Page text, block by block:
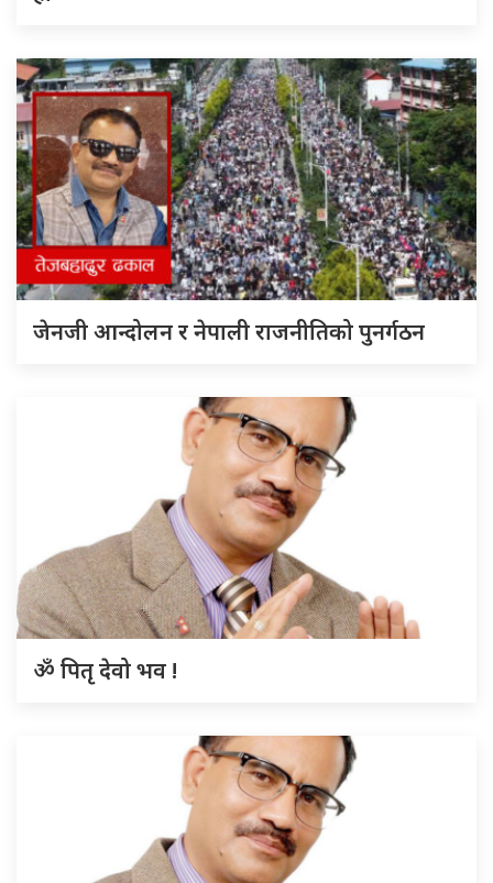
जेनजी आन्दोलन र नेपाली राजनीतिको पुनर्गठन
ॐ पितृ देवो भव !